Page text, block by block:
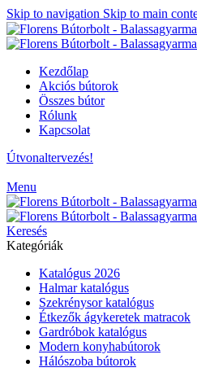
Skip to navigation Skip to main
Kezdőlap
Akciós bútorok
Összes bútor
Rólunk
Kapcsolat
Útvonaltervezés!
Menu
Keresés
Kategóriák
Katalógus 2026
Halmar katalógus
Szekrénysor katalógus
Étkezők ágykeretek matracok
Gardróbok katalógus
Modern konyhabútorok
Hálószoba bútorok